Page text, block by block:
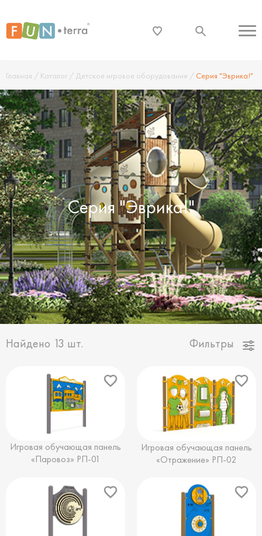
Главная / Каталог / Детское игровое оборудование / Серия "Эврика!"
Серия "Эврика!"
Фильтры
Найдено 13 шт.
Игровая обучающая панель
«Паровоз» РП-01
Игровая обучающая панель
«Отражение» РП-02